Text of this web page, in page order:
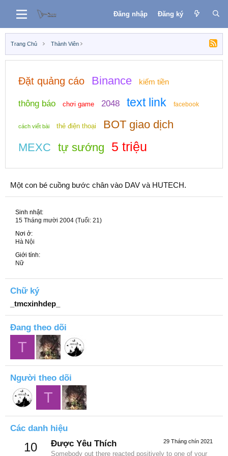
Đăng nhập Đăng ký
Trang Chủ Thành Viên
Đặt quảng cáo Binance kiếm tiền
thông báo chơi game 2048 text link facebook
cách viết bài thẻ điện thoại
BOT giao dịch
MEXC tự sướng 5 triệu
Một con bé cuồng bước chân vào DAV và HUTECH.
Sinh nhật
15 Tháng mười 2004 (Tuổi: 21)
Nơi ở
Hà Nội
Giới tính
Nữ
Chữ ký
_tmcxinhdep_
Đang theo dõi
T
Người theo dõi
T
Các danh hiệu
10 29 Tháng chín 2021
Được Yêu Thích
Somebody out there reacted positively to one of your